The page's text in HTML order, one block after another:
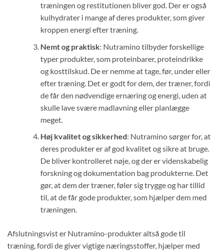
træningen og restitutionen bliver god. Der er også
kulhydrater i mange af deres produkter, som giver
kroppen energi efter træning.
Nemt og praktisk: Nutramino tilbyder forskellige
typer produkter, som proteinbarer, proteindrikke
og kosttilskud. De er nemme at tage, før, under eller
efter træning. Det er godt for dem, der træner, fordi
de får den nødvendige ernæring og energi, uden at
skulle lave svære madlavning eller planlægge
meget.
Høj kvalitet og sikkerhed: Nutramino sørger for, at
deres produkter er af god kvalitet og sikre at bruge.
De bliver kontrolleret nøje, og der er videnskabelig
forskning og dokumentation bag produkterne. Det
gør, at dem der træner, føler sig trygge og har tillid
til, at de får gode produkter, som hjælper dem med
træningen.
Afslutningsvist er Nutramino-produkter altså gode til
træning, fordi de giver vigtige næringsstoffer, hjælper med